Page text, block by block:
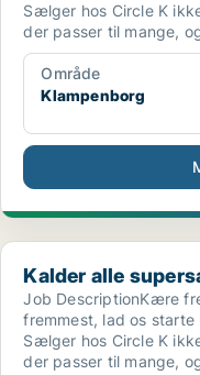
Sælger hos Circle K
der passer til mange,
Område
Klampenborg
Kalder alle
Kalder alle
Job DescriptionKære
fremmest, lad os
Sælger hos Circle K
der passer til mange,